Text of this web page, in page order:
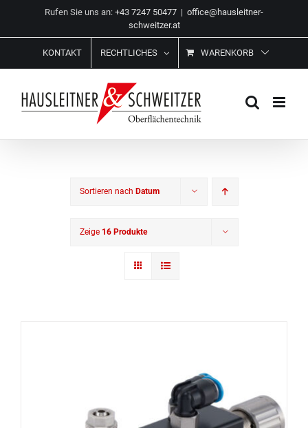
springen
Rufen Sie uns an: +43 7247 50477 | office@hausleitner-
schweitzer.at
KONTAKT RECHTLICHES WARENKORB
Sortieren nach Datum
Zeige 16 Produkte